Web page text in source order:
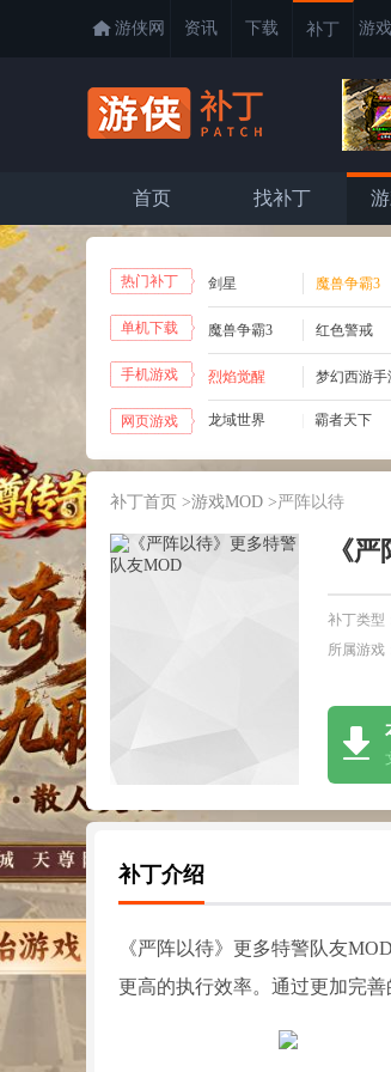
游侠网 资讯 下载 补丁 游
首页 找补丁
热门补丁 剑星 魔兽争霸3
单机下载
魔兽争霸3 红色警戒
手机游戏 烈焰觉醒 梦幻西游手
网页游戏 龙域世界 霸者天下
补丁首页 >游戏MOD >严阵以待
《
补丁类型
所属游戏
补丁介绍
《严阵以待》更多特警队友
更高的执行效率。通过更加完